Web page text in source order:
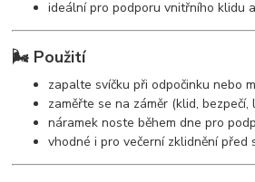
ideální pro podporu vnitřního klidu
🌬️ Použití
zapalte svíčku při odpočinku nebo
zaměřte se na záměr (klid, bezpečí,
náramek noste během dne pro
vhodné i pro večerní zklidnění před